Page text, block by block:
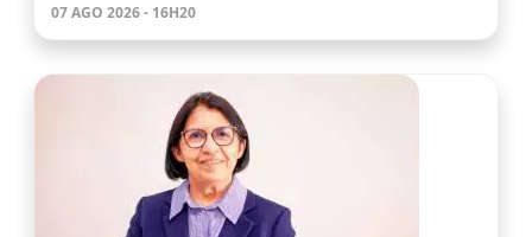
07 AGO 2026 - 16H20